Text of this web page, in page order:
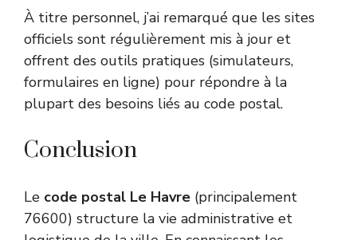
À titre personnel, j’ai remarqué que les sites
officiels sont régulièrement mis à jour et
offrent des outils pratiques (simulateurs,
formulaires en ligne) pour répondre à la
plupart des besoins liés au code postal.
Conclusion
Le code postal Le Havre (principalement
76600) structure la vie administrative et